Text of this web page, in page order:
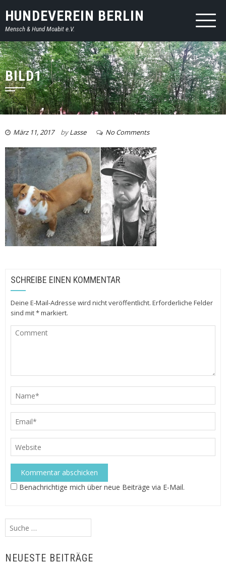
HUNDEVEREIN BERLIN
Mensch & Hund Moabit e.V.
BILD1
März 11, 2017 byLasse No Comments
SCHREIBE EINEN KOMMENTAR
Deine E-Mail-Adresse wird nicht veröffentlicht. Erforderliche Felder
sind mit*markiert.
Benachrichtige mich über neue Beiträge via E-Mail.
Suche
nach:
NEUESTE BEITRÄGE